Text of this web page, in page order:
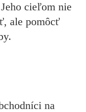
cieľom nie
ale pomôcť
na